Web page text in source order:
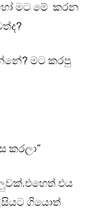
මට මේ කරන
මට කරපු
කරලා”
එය
ගියොත්